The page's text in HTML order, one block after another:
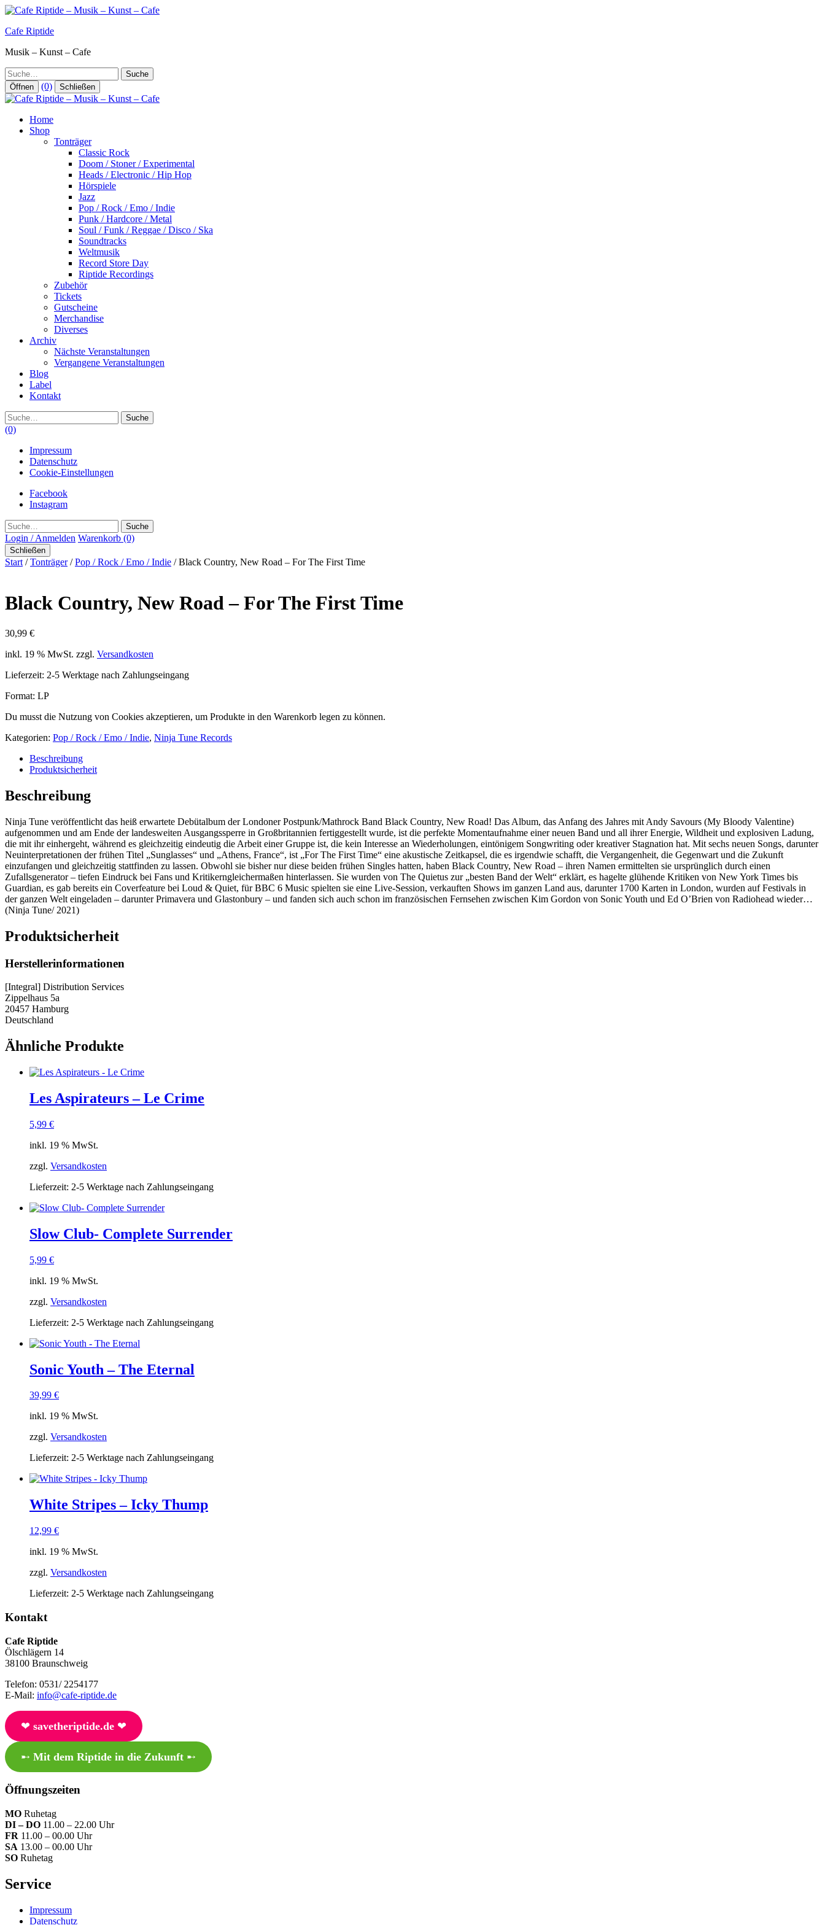
Zum
springen
Cafe Riptide
Musik – Kunst – Cafe
Suche
Öffnen (0) Schließen
Home
Shop
Tonträger
Classic Rock
Doom / Stoner / Experimental
Heads / Electronic / Hip Hop
Hörspiele
Jazz
Pop / Rock / Emo / Indie
Punk / Hardcore / Metal
Soul / Funk / Reggae / Disco / Ska
Soundtracks
Weltmusik
Record Store Day
Riptide Recordings
Zubehör
Tickets
Gutscheine
Merchandise
Diverses
Archiv
Nächste Veranstaltungen
Vergangene Veranstaltungen
Blog
Label
Kontakt
Suche
(0)
Impressum
Datenschutz
Cookie-Einstellungen
Facebook
Instagram
Suche
Login / Anmelden Warenkorb (0)
Schließen
Start /Tonträger/Pop / Rock / Emo / Indie / Black Country, New Road – For The First Time
Black Country, New Road – For The First Time
30,99 €
inkl. 19 % MwSt. zzgl. Versandkosten
Lieferzeit: 2-5 Werktage nach Zahlungseingang
Format: LP
Du musst die Nutzung von Cookies akzeptieren, um Produkte in den Warenkorb legen zu können.
Kategorien: Pop / Rock / Emo / Indie, Ninja Tune Records
Beschreibung
Produktsicherheit
Beschreibung
Ninja Tune veröffentlicht das heiß erwartete Debütalbum der Londoner Postpunk/Mathrock Band Black Country, New Road! Das Album, das Anfang des Jahres mit Andy Savours (My Bloody Valentine)
aufgenommen und am Ende der landesweiten Ausgangssperre in Großbritannien fertiggestellt wurde, ist die perfekte Momentaufnahme einer neuen Band und all ihrer Energie, Wildheit und explosiven Ladung,
die mit ihr einhergeht, während es gleichzeitig eindeutig die Arbeit einer Gruppe ist, die kein Interesse an Wiederholungen, eintönigem Songwriting oder kreativer Stagnation hat. Mit sechs neuen Songs, darunter
Neuinterpretationen der frühen Titel „Sunglasses“ und „Athens, France“, ist „For The First Time“ eine akustische Zeitkapsel, die es irgendwie schafft, die Vergangenheit, die Gegenwart und die Zukunft
einzufangen und gleichzeitig stattfinden zu lassen. Obwohl sie bisher nur diese beiden frühen Singles hatten, haben Black Country, New Road – ihren Namen ermittelten sie ursprünglich durch einen
Zufallsgenerator – tiefen Eindruck bei Fans und Kritikerngleichermaßen hinterlassen. Sie wurden von The Quietus zur „besten Band der Welt“ erklärt, es hagelte glühende Kritiken von New York Times bis
Guardian, es gab bereits ein Coverfeature bei Loud & Quiet, für BBC 6 Music spielten sie eine Live-Session, verkauften Shows im ganzen Land aus, darunter 1700 Karten in London, wurden auf Festivals in
der ganzen Welt eingeladen – darunter Primavera und Glastonbury – und fanden sich auch schon im französischen Fernsehen zwischen Kim Gordon von Sonic Youth und Ed O’Brien von Radiohead wieder…
(Ninja Tune/ 2021)
Produktsicherheit
Herstellerinformationen
[Integral] Distribution Services
Zippelhaus 5a
20457 Hamburg
Deutschland
Ähnliche Produkte
Les Aspirateurs – Le Crime
5,99 €
inkl. 19 % MwSt.
zzgl. Versandkosten
Lieferzeit: 2-5 Werktage nach Zahlungseingang
Slow Club- Complete Surrender
5,99 €
inkl. 19 % MwSt.
zzgl. Versandkosten
Lieferzeit: 2-5 Werktage nach Zahlungseingang
Sonic Youth – The Eternal
39,99 €
inkl. 19 % MwSt.
zzgl. Versandkosten
Lieferzeit: 2-5 Werktage nach Zahlungseingang
White Stripes – Icky Thump
12,99 €
inkl. 19 % MwSt.
zzgl. Versandkosten
Lieferzeit: 2-5 Werktage nach Zahlungseingang
Kontakt
Cafe Riptide
Ölschlägern 14
38100 Braunschweig
Telefon: 0531/ 2254177
E-Mail: info@cafe-riptide.de
❤︎ savetheriptide.de❤︎
➸ Mit dem Riptide in die Zukunft➸
Öffnungszeiten
MO Ruhetag
DI – DO 11.00 – 22.00 Uhr
FR 11.00 – 00.00 Uhr
SA 13.00 – 00.00 Uhr
SO Ruhetag
Service
Impressum
Datenschutz